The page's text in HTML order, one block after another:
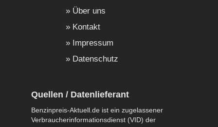
Über uns
Kontakt
Impressum
Datenschutz
Quellen / Datenlieferant
Benzinpreis-Aktuell.de ist ein zugelassener
Verbraucherinformationsdienst (VID) der